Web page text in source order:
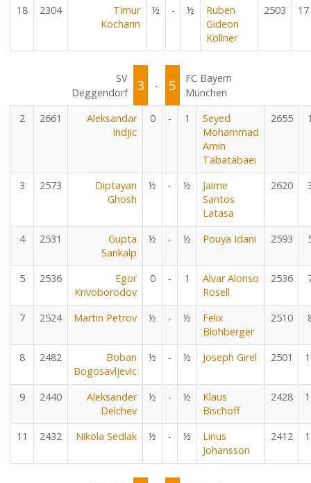
18 2304
Timur
Kocharin
½ - ½
Ruben
Gideon
Köllner
2503 17
SV
Deggendorf
3 - 5
FC Bayern
München
2
2661
Aleksandar
Indjic
0 - 1
Seyed
Mohammad
Amin
Tabatabaei
2655
3 2573
Diptayan
Ghosh
½ - ½
Jaime
Santos
Latasa
2620
4 2531
Gupta
Sankalp
½ - ½ Pouya Idani 2593
5 2536
Egor
Krivoborodov
0 - 1
Alvar Alonso
Rosell
2536
7 2524 Martin Petrov ½ - ½
Felix
Blohberger
2510
8 2482
Boban
Bogosavljevic
½ - ½ Joseph Girel 2501
9 2440
Aleksander
Delchev
½ - ½
Klaus
Bischoff
2428
11 2432 Nikola Sedlak ½ - ½
Linus
Johansson
2412